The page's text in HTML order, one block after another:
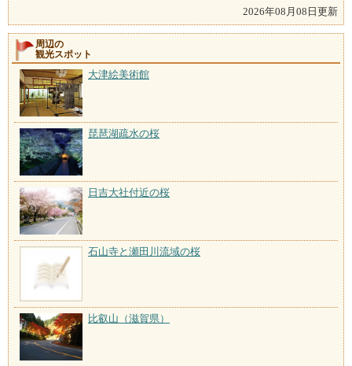
2026年08月08日更新
周辺の
観光スポット
大津絵美術館
琵琶湖疏水の桜
日吉大社付近の桜
石山寺と瀬田川流域の桜
比叡山（滋賀県）